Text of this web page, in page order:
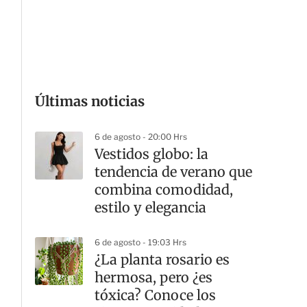
Últimas noticias
6 de agosto - 20:00 Hrs
Vestidos globo: la
tendencia de verano que
combina comodidad,
estilo y elegancia
6 de agosto - 19:03 Hrs
¿La planta rosario es
hermosa, pero ¿es
tóxica? Conoce los